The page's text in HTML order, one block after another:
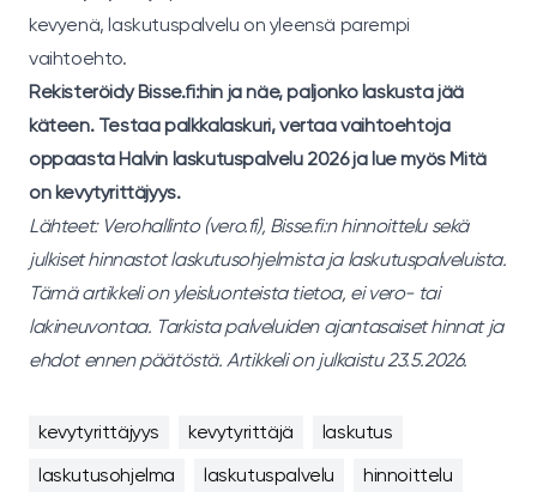
kevyenä, laskutuspalvelu on yleensä parempi
vaihtoehto.
Rekisteröidy Bisse.fi:hin ja näe, paljonko laskusta jää
käteen. Testaapalkkalaskuri, vertaa vaihtoehtoja
oppaastaHalvin laskutuspalvelu 2026ja lue myösMitä
on kevytyrittäjyys.
Lähteet: Verohallinto (vero.fi), Bisse.fi:n hinnoittelu sekä
julkiset hinnastot laskutusohjelmista ja laskutuspalveluista.
Tämä artikkeli on yleisluonteista tietoa, ei vero- tai
lakineuvontaa. Tarkista palveluiden ajantasaiset hinnat ja
ehdot ennen päätöstä. Artikkeli on julkaistu 23.5.2026.
kevytyrittäjyys kevytyrittäjä
laskutus
laskutusohjelma
laskutuspalvelu hinnoittelu